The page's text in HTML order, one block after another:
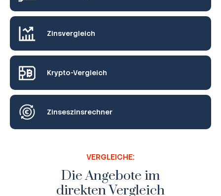
Zinsvergleich
Krypto-Vergleich
Zinseszinsrechner
VERGLEICHE:
Die Angebote im
direkten Vergleich